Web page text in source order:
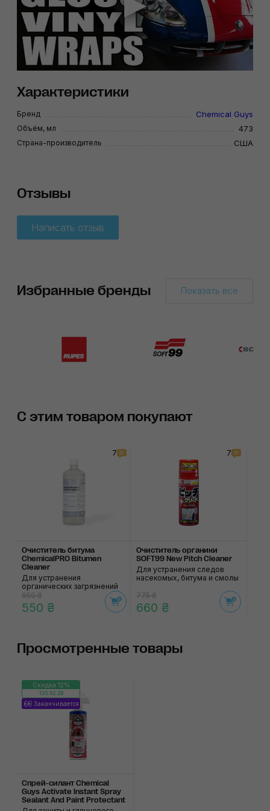
Характеристики
Бренд Chemical Guys
Объём, мл 473
Страна-производитель США
Отзывы
Написать отзыв
Избранные бренды Показать все
С этим товаром покупают
7
Очиститель битума
ChemicalPRO Bitumen
Cleaner
Для устранения
органических загрязнений
650 ₴
550 ₴
7
Очиститель органики
SOFT99 New Pitch Cleaner
Для устранения следов
насекомых, битума и смолы
775 ₴
660 ₴
Просмотренные товары
Скидка 12%
133:02:28
Заканчивается
Спрей-силант Chemical
Guys Activate Instant Spray
Sealant And Paint Protectant